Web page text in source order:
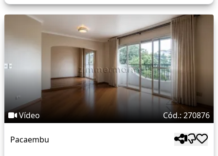
Vídeo Cód.: 270876
Pacaembu